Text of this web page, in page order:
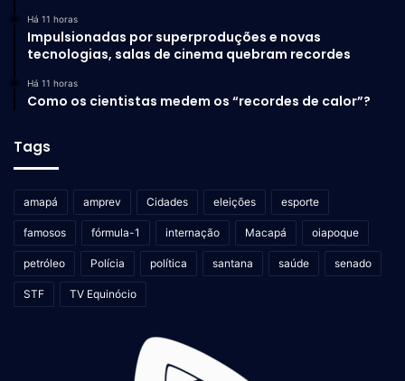
Há 11 horas
Impulsionadas por superproduções e novas
tecnologias, salas de cinema quebram recordes
Há 11 horas
Como os cientistas medem os “recordes de calor”?
Tags
amapá amprev Cidades eleições esporte
famosos fórmula-1 internação Macapá oiapoque
petróleo Polícia política santana saúde senado
STF TV Equinócio